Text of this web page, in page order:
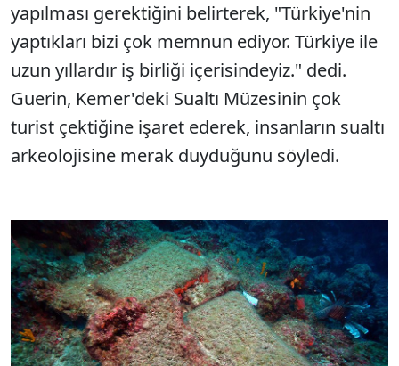
yapılması gerektiğini belirterek, "Türkiye'nin
yaptıkları bizi çok memnun ediyor. Türkiye ile
uzun yıllardır iş birliği içerisindeyiz." dedi.
Guerin, Kemer'deki Sualtı Müzesinin çok
turist çektiğine işaret ederek, insanların sualtı
arkeolojisine merak duyduğunu söyledi.